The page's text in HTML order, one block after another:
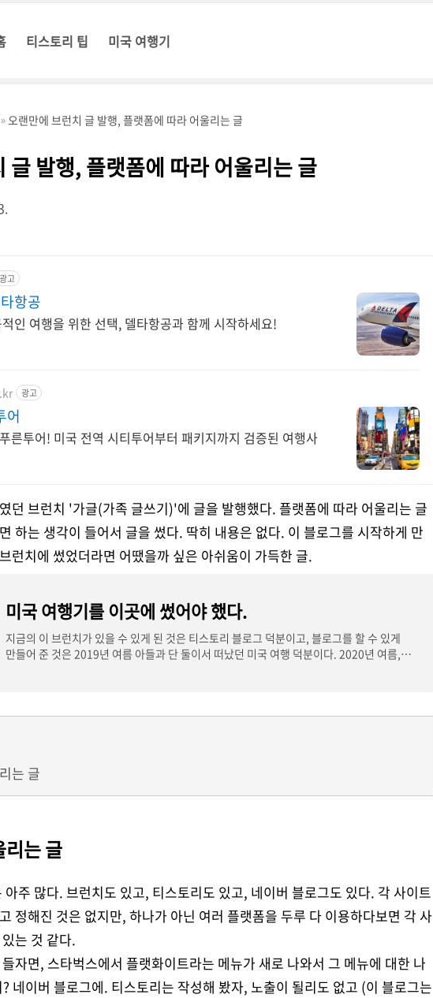
티스토리 팁 미국 여행기
오랜만에 브런치 글 발행, 플랫폼에 따라 어울리는 글
글 발행, 플랫폼에 따라 어울리는 글
광고
항공
인 여행을 위한 선택, 델타항공과 함께 시작하세요!
광고
어
른투어! 미국 전역 시티투어부터 패키지까지 검증된 여행사
던 브런치 '가글(가족 글쓰기)'에 글을 발행했다. 플랫폼에 따라 어울리는 글
하는 생각이 들어서 글을 썼다. 딱히 내용은 없다. 이 블로그를 시작하게 만
런치에 썼었더라면 어땠을까 싶은 아쉬움이 가득한 글.
미국 여행기를 이곳에 썼어야 했다.
지금의 이 브런치가 있을 수 있게 된 것은 티스토리 블로그 덕분이고, 블로그를 할 수 있게
만들어 준 것은 2019년 여름 아들과 단 둘이서 떠났던 미국 여행 덕분이다. 2020년 여름,
는 글
는 글
아주 많다. 브런치도 있고, 티스토리도 있고, 네이버 블로그도 있다. 각 사이트
정해진 것은 없지만, 하나가 아닌 여러 플랫폼을 두루 다 이용하다보면 각 사
는 것 같다.
자면, 스타벅스에서 플랫화이트라는 메뉴가 새로 나와서 그 메뉴에 대한 나
네이버 블로그에. 티스토리는 작성해 봤자, 노출이 될리도 없고 (이 블로그는